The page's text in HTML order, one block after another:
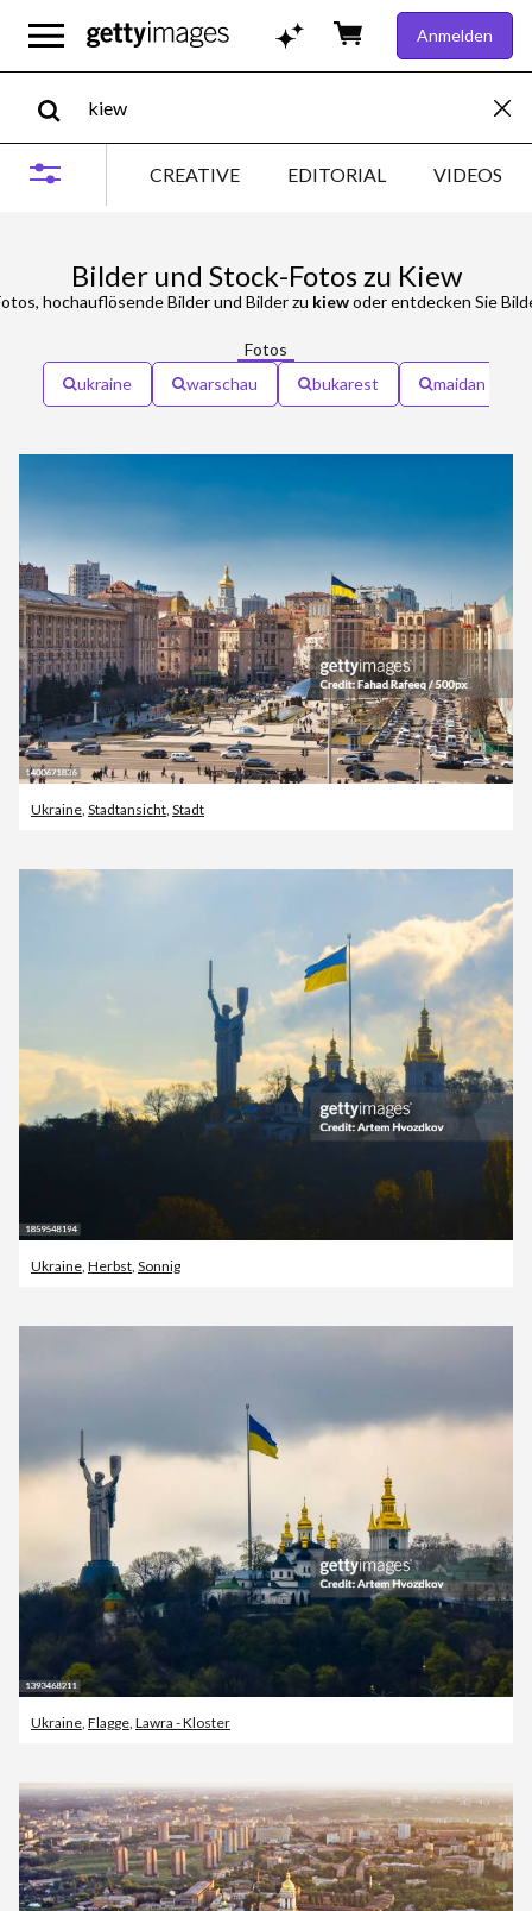
Anmelden
CREATIVE EDITORIAL VIDEOS
Bilder und Stock-Fotos zu Kiew
hochauflösende Bilder und Bilder zu kiewoder entdecken Sie
Fotos
ukraine
warschau bukarest maidan
Ukraine, Stadtansicht, Stadt
Ukraine, Herbst, Sonnig
Ukraine, Flagge, Lawra - Kloster